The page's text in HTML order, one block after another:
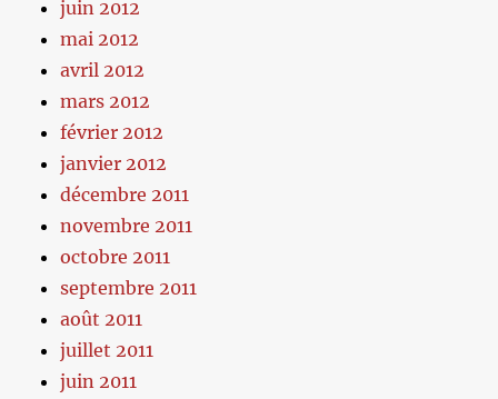
juin 2012
mai 2012
avril 2012
mars 2012
février 2012
janvier 2012
décembre 2011
novembre 2011
octobre 2011
septembre 2011
août 2011
juillet 2011
juin 2011